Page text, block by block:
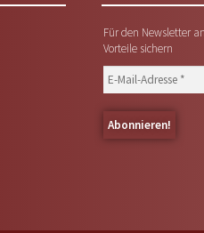
Für den Newsletter
Vorteile sichern